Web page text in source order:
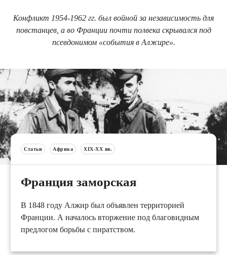
Конфликт 1954-1962 гг. был войной за независимость для
повстанцев, а во Франции почти полвека скрывался под
псевдонимом «события в Алжире».
Статьи Африка XIX-XX вв.
Франция заморская
В 1848 году Алжир был объявлен территорией
Франции. А началось вторжение под благовидным
предлогом борьбы с пиратством.